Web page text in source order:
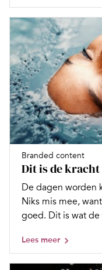
Branded content
Dit is de
De dagen worden
Niks mis mee,
goed. Dit is wat de
Lees meer